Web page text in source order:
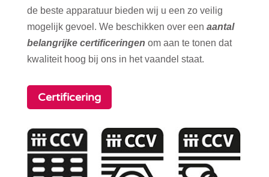
de beste apparatuur bieden wij u een zo veilig
mogelijk gevoel. We beschikken over een aantal
belangrijke certificeringen om aan te tonen dat
kwaliteit hoog bij ons in het vaandel staat.
Certificering